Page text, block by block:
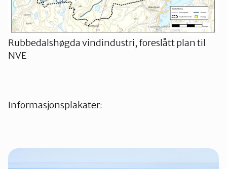
Rubbedalshøgda vindindustri, foreslått plan til
NVE
Informasjonsplakater: